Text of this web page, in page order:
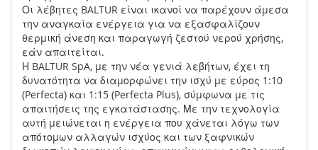
Οι λέβητες BALTUR είναι ικανοί να παρέχουν άµεσα
την αναγκαία ενέργεια για να εξασφαλίζουν
θερµική άνεση και παραγωγή ζεστού νερού χρήσης,
εάν απαιτείται.
Η BALTUR SpA, µε την νέα γενιά λεβήτων, έχει τη
δυνατότητα να διαµορφώνει την ισχύ µε εύρος 1:10
(Perfecta) και 1:15 (Perfecta Plus), σύµφωνα µε τις
απαιτήσεις της εγκατάστασης. Με την τεχνολογία
αυτή µειώνεται η ενέργεια που χάνεται λόγω των
απότοµων αλλαγών ισχύος και των ξαφνικών